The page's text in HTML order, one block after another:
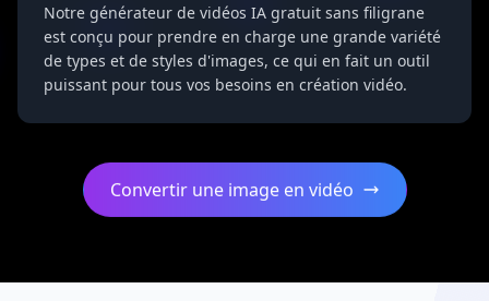
Notre générateur de vidéos IA gratuit sans filigrane
est conçu pour prendre en charge une grande variété
de types et de styles d'images, ce qui en fait un outil
puissant pour tous vos besoins en création vidéo.
Convertir une image en vidéo